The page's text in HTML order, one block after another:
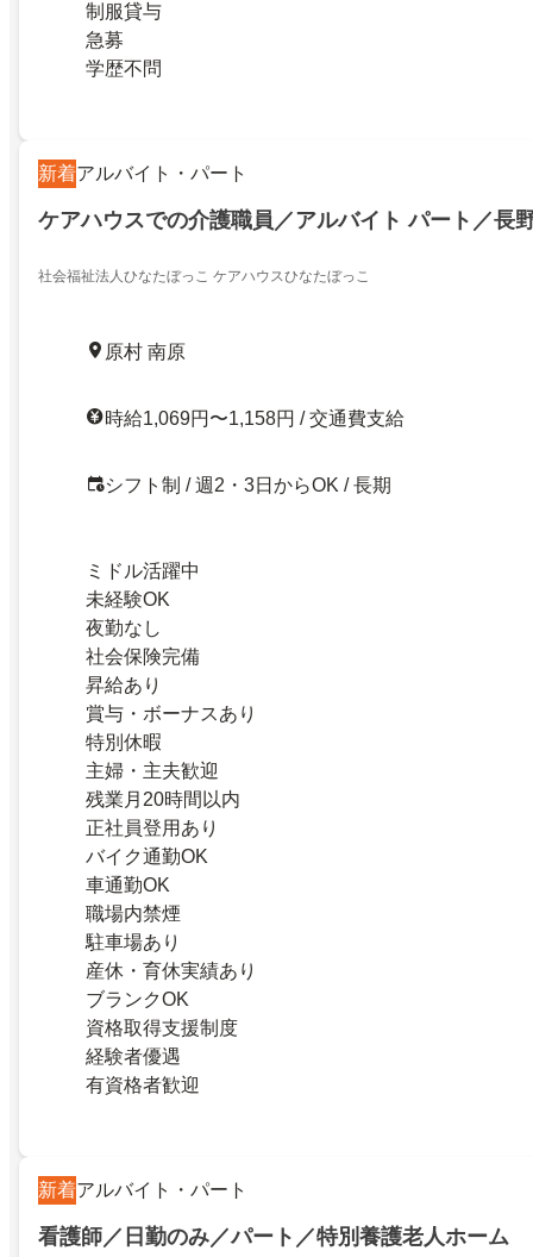
制服貸与
急募
学歴不問
新着アルバイト・パート
ケアハウスでの介護職員／アルバイト パート／長
社会福祉法人ひなたぼっこ ケアハウスひなたぼっこ
原村 南原
時給1,069円〜1,158円 / 交通費支給
シフト制 / 週2・3日からOK / 長期
ミドル活躍中
未経験OK
夜勤なし
社会保険完備
昇給あり
賞与・ボーナスあり
特別休暇
主婦・主夫歓迎
残業月20時間以内
正社員登用あり
バイク通勤OK
車通勤OK
職場内禁煙
駐車場あり
産休・育休実績あり
ブランクOK
資格取得支援制度
経験者優遇
有資格者歓迎
新着アルバイト・パート
看護師／日勤のみ／パート／特別養護老人ホーム